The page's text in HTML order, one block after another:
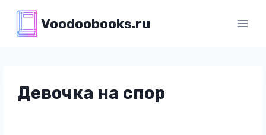
содержимому
Voodoobooks.ru
Девочка на спор